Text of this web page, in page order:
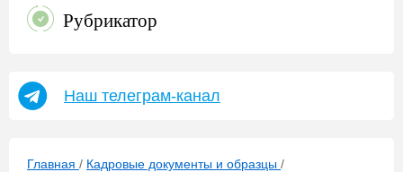
Рубрикатор
Наш телеграм-канал
Главная / Кадровые документы и образцы /